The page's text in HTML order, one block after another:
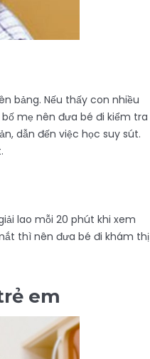
bảng. Nếu thấy con nhiều
mẹ nên đưa bé đi kiểm tra
dẫn đến việc học suy sút.
lao mỗi 20 phút khi xem
thì nên đưa bé đi khám thị
em